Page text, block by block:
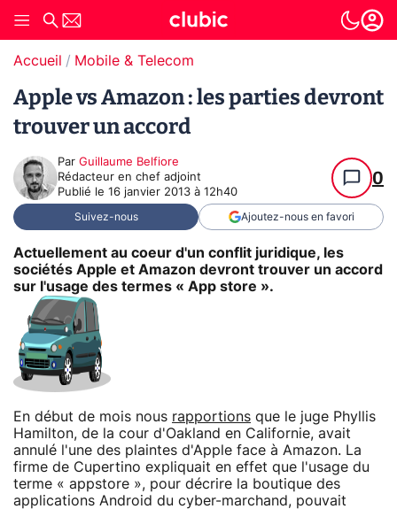
Accueil Mobile & Telecom
Apple vs Amazon : les parties devront
trouver un accord
Par Guillaume Belfiore
Rédacteur en chef adjoint
Publié le 16 janvier 2013 à 12h40
0
Suivez-nous Ajoutez-nous en favori
Actuellement au coeur d'un conflit juridique, les
sociétés Apple et Amazon devront trouver un accord
sur l'usage des termes « App store ».
En début de mois nous rapportions que le juge Phyllis
Hamilton, de la cour d'Oakland en Californie, avait
annulé l'une des plaintes d'Apple face à Amazon. La
firme de Cupertino expliquait en effet que l'usage du
terme « appstore », pour décrire la boutique des
applications Android du cyber-marchand, pouvait